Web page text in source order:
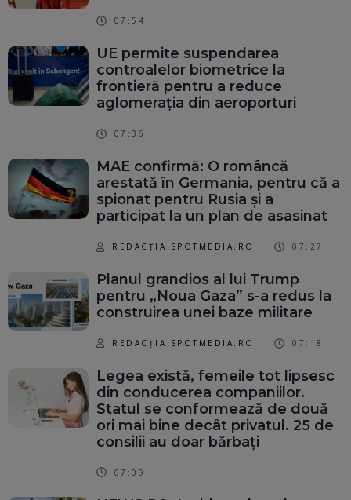
07:54
UE permite suspendarea
controalelor biometrice la
frontieră pentru a reduce
aglomerația din aeroporturi
07:36
MAE confirmă: O româncă
arestată în Germania, pentru că a
spionat pentru Rusia și a
participat la un plan de asasinat
REDACȚIA SPOTMEDIA.RO 07:27
Planul grandios al lui Trump
pentru „Noua Gaza” s-a redus la
construirea unei baze militare
REDACȚIA SPOTMEDIA.RO 07:18
Legea există, femeile tot lipsesc
din conducerea companiilor.
Statul se conformează de două
ori mai bine decât privatul. 25 de
consilii au doar bărbați
07:09